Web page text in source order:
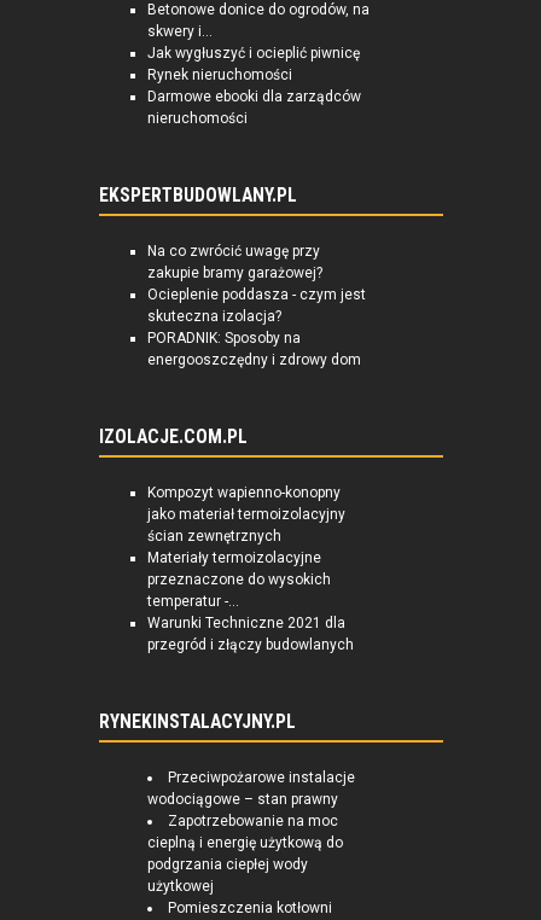
Betonowe donice do ogrodów, na
skwery i...
Jak wygłuszyć i ocieplić piwnicę
Rynek nieruchomości
Darmowe ebooki dla zarządców
nieruchomości
EKSPERTBUDOWLANY.PL
Na co zwrócić uwagę przy
zakupie bramy garażowej?
Ocieplenie poddasza - czym jest
skuteczna izolacja?
PORADNIK: Sposoby na
energooszczędny i zdrowy dom
IZOLACJE.COM.PL
Kompozyt wapienno-konopny
jako materiał termoizolacyjny
ścian zewnętrznych
Materiały termoizolacyjne
przeznaczone do wysokich
temperatur -...
Warunki Techniczne 2021 dla
przegród i złączy budowlanych
RYNEKINSTALACYJNY.PL
Przeciwpożarowe instalacje
wodociągowe – stan prawny
Zapotrzebowanie na moc
cieplną i energię użytkową do
podgrzania ciepłej wody
użytkowej
Pomieszczenia kotłowni